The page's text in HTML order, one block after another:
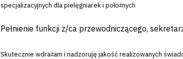
specjalizacyjnych dla pielęgniarek i położnych
Pełnienie funkcji z/ca przewodniczącego,
Skutecznie wdrażam i nadzoruję jakość realizowanych